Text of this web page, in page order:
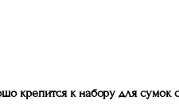
крепится к набору для сумок